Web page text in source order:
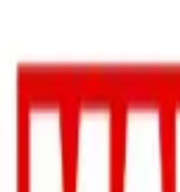
TOP店舗一覧イベント景品
2026/7/24 入荷
2026/7/24 入荷